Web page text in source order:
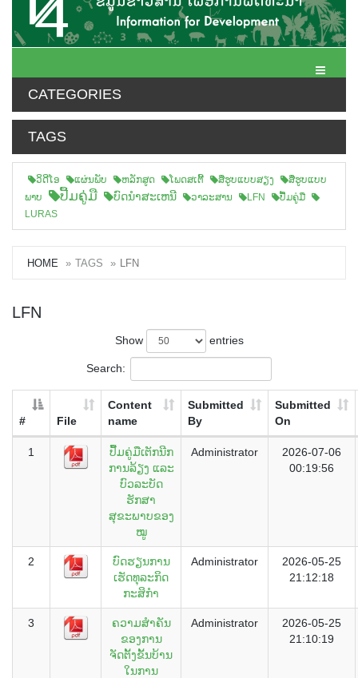
Toggle
CATEGORIES
TAGS
ວິດີໂອ ແຜ່ນພັບ ຫລັກສູດ ໂພດສເຕີ້ ສືຮູບແບບສຽງ
ສື່ຮູບແບບ
ພາບ
ປື້ມຄູ່ມື ບົດນຳສະເຫນີ ວາລະສານ LFN
ປື້ມຄູ່ມື
LURAS
HOME TAGS LFN
LFN
Show entries
Search:
# File
Content
name
Submitted
By
Submitted
On
1
ປື້ມຄູ່ມືເຕັກນີກ
ການລ້ຽງ ແລະ
ບົວລະບັດ
ຮັກສາ
ສຸຂະພາບຂອງ
ໝູ
Administrator
2026-07-06
00:19:56
2
ບົດຮຽນການ
ເຮັດທຸລະກິດ
ກະສິກໍາ
Administrator
2026-05-25
21:12:18
3
ຄວາມສຳຄັນ
ຂອງການ
ຈັດຕັ້ງຂັ້ນບ້ານ
ໃນການ
Administrator
2026-05-25
21:10:19